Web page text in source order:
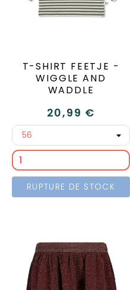
T-SHIRT FEETJE -
WIGGLE AND
WADDLE
20,99 €
RUPTURE DE STOCK